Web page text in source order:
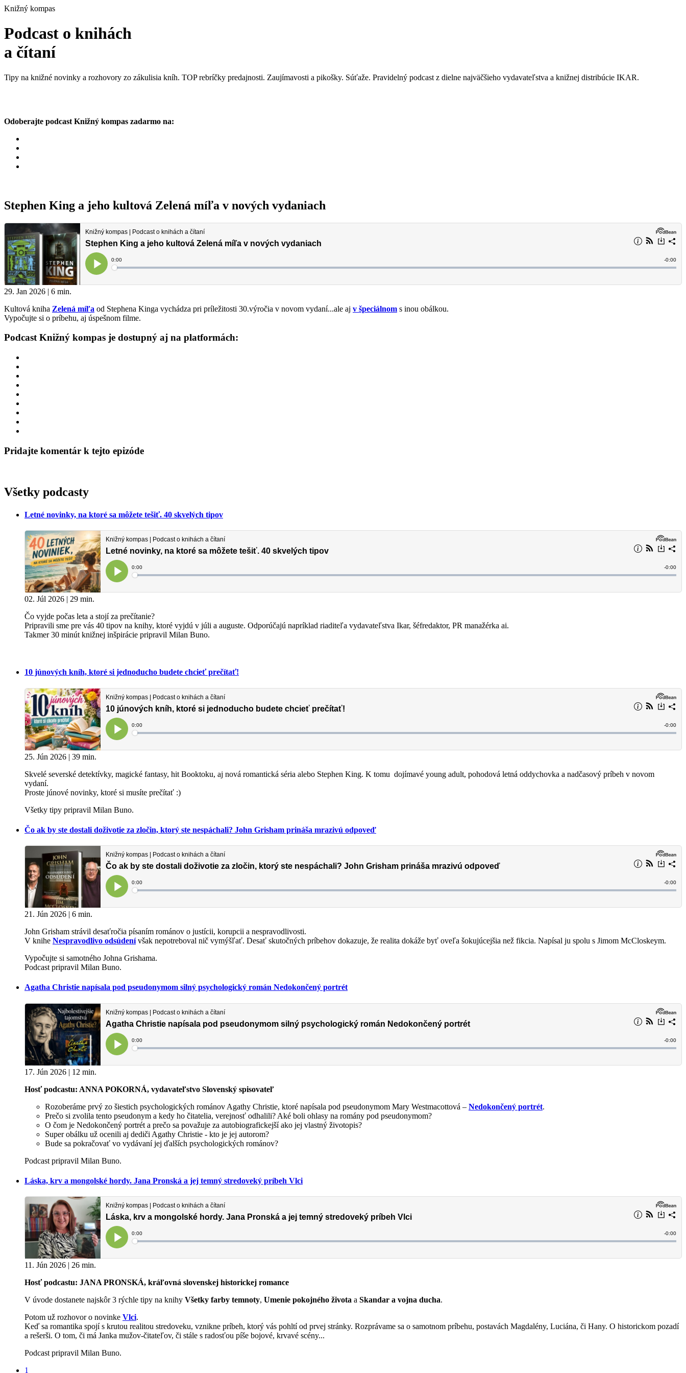
Knižný kompas
Podcast o knihách
a čítaní
Tipy na knižné novinky a rozhovory zo zákulisia kníh. TOP rebríčky predajnosti. Zaujímavosti a pikošky. Súťaže. Pravidelný podcast z dielne najväčšieho vydavateľstva a knižnej distribúcie IKAR.
Odoberajte podcast Knižný kompas zadarmo na:
Stephen King a jeho kultová Zelená míľa v nových vydaniach
29. Jan 2026 | 6 min.
Kultová kniha Zelená míľa od Stephena Kinga vychádza pri príležitosti 30.výročia v novom vydaní...ale aj v špeciálnom s inou obálkou.
Vypočujte si o príbehu, aj úspešnom filme.
Podcast Knižný kompas je dostupný aj na platformách:
Pridajte komentár k tejto epizóde
Všetky podcasty
Letné novinky, na ktoré sa môžete tešiť. 40 skvelých tipov
02. Júl 2026 | 29 min.
Čo vyjde počas leta a stojí za prečítanie?
Pripravili sme pre vás 40 tipov na knihy, ktoré vyjdú v júli a auguste. Odporúčajú napríklad riaditeľa vydavateľstva Ikar, šéfredaktor, PR manažérka ai.
Takmer 30 minút knižnej inšpirácie pripravil Milan Buno.
10 júnových kníh, ktoré si jednoducho budete chcieť prečítať!
25. Jún 2026 | 39 min.
Skvelé severské detektívky, magické fantasy, hit Booktoku, aj nová romantická séria alebo Stephen King. K tomu dojímavé young adult, pohodová letná oddychovka a nadčasový príbeh v novom
vydaní.
Proste júnové novinky, ktoré si musíte prečítať :)
Všetky tipy pripravil Milan Buno.
Čo ak by ste dostali doživotie za zločin, ktorý ste nespáchali? John Grisham prináša mrazivú odpoveď
21. Jún 2026 | 6 min.
John Grisham strávil desaťročia písaním románov o justícii, korupcii a nespravodlivosti.
V knihe Nespravodlivo odsúdenívšak nepotreboval nič vymýšľať. Desať skutočných príbehov dokazuje, že realita dokáže byť oveľa šokujúcejšia než fikcia. Napísal ju spolu s Jimom McCloskeym.
Vypočujte si samotného Johna Grishama.
Podcast pripravil Milan Buno.
Agatha Christie napísala pod pseudonymom silný psychologický román Nedokončený portrét
17. Jún 2026 | 12 min.
Hosť podcastu: ANNA POKORNÁ, vydavateľstvo Slovenský spisovateľ
Rozoberáme prvý zo šiestich psychologických románov Agathy Christie, ktoré napísala pod pseudonymom Mary Westmacottová – Nedokončený portrét.
Prečo si zvolila tento pseudonym a kedy ho čitatelia, verejnosť odhalili? Aké boli ohlasy na romány pod pseudonymom?
O čom je Nedokončený portrét a prečo sa považuje za autobiografickejší ako jej vlastný životopis?
Super obálku už ocenili aj dediči Agathy Christie - kto je jej autorom?
Bude sa pokračovať vo vydávaní jej ďalších psychologických románov?
Podcast pripravil Milan Buno.
Láska, krv a mongolské hordy. Jana Pronská a jej temný stredoveký príbeh Vlci
11. Jún 2026 | 26 min.
Hosť podcastu: JANA PRONSKÁ, kráľovná slovenskej historickej romance
V úvode dostanete najskôr 3 rýchle tipy na knihy Všetky farby temnoty, Umenie pokojného života a Skandar a vojna ducha.
Potom už rozhovor o novinke Vlci.
Keď sa romantika spojí s krutou realitou stredoveku, vznikne príbeh, ktorý vás pohltí od prvej stránky. Rozprávame sa o samotnom príbehu, postavách Magdalény, Luciána, či Hany. O historickom pozadí
a rešerši. O tom, či má Janka mužov-čitateľov, či stále s radosťou píše bojové, krvavé scény...
Podcast pripravil Milan Buno.
1